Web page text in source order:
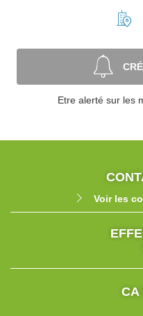
Etre alerté sur les
Voir les
CA